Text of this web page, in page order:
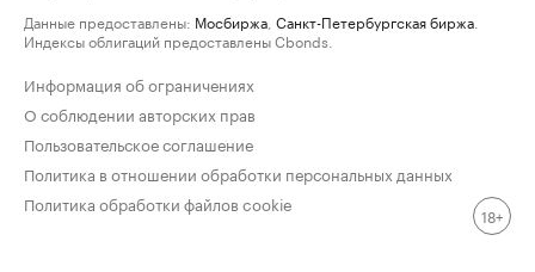
Данные предоставлены: Мосбиржа Санкт-Петербургская биржа
Индексы облигаций предоставлены Cbonds.
Информация об ограничениях
О соблюдении авторских прав
Пользовательское соглашение
Политика в отношении обработки персональных данных
Политика обработки файлов cookie
18+